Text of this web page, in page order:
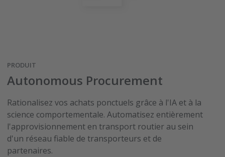
PRODUIT
Autonomous Procurement
Rationalisez vos achats ponctuels grâce à l'IA et à la
science comportementale. Automatisez entièrement
l'approvisionnement en transport routier au sein
d'un réseau fiable de transporteurs et de
partenaires.